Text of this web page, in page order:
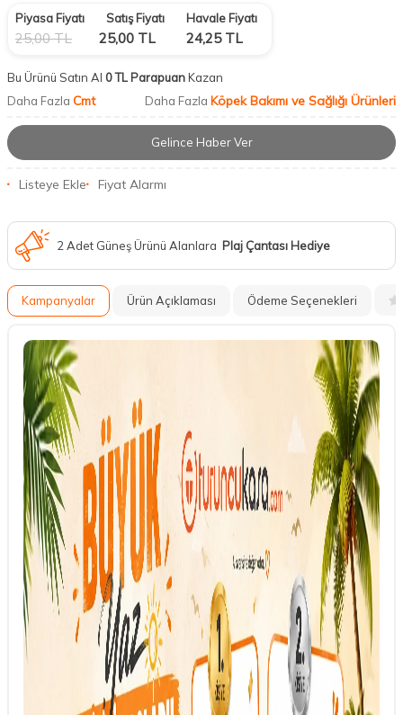
Piyasa Fiyatı
25,00TL
Satış Fiyatı
25,00 TL
Havale Fiyatı
24,25TL
Bu Ürünü Satın Al 0 TL ParapuanKazan
Daha Fazla Cmt Daha Fazla Köpek Bakımı ve Sağlığı Ürünleri
Gelince Haber Ver
Listeye Ekle Fiyat Alarmı
2 Adet Güneş Ürünü Alanlara Plaj Çantası Hediye
Kampanyalar Ürün Açıklaması Ödeme Seçenekleri